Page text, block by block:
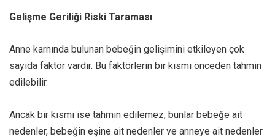
Gelişme Geriliği Riski Taraması
Anne karnında bulunan bebeğin gelişimini etkileyen çok
sayıda faktör vardır. Bu faktörlerin bir kısmı önceden tahmin
edilebilir.
Ancak bir kısmı ise tahmin edilemez, bunlar bebeğe ait
nedenler, bebeğin eşine ait nedenler ve anneye ait nedenler